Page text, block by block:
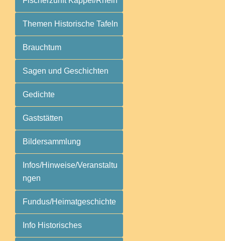
Themen Historische Tafeln
Brauchtum
Sagen und Geschichten
Gedichte
Gaststätten
Bildersammlung
Infos/Hinweise/Veranstaltu
ngen
Fundus/Heimatgeschichte
Info Historisches